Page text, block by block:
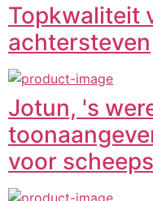
Topkwaliteit
achtersteven
Jotun, 's
voor